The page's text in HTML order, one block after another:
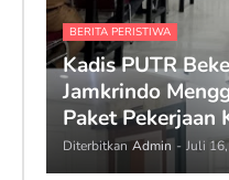
BERITA PERISTIWA
Kadis PUTR
Jamkrindo
Paket Pekerjaan
Diterbitkan Admin - Juli